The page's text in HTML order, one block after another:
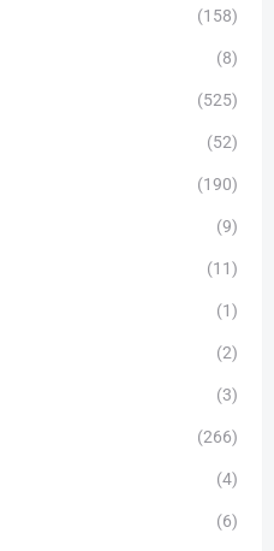
(158)
(8)
(525)
(52)
(190)
(9)
(11)
(1)
(2)
(3)
(266)
(4)
(6)